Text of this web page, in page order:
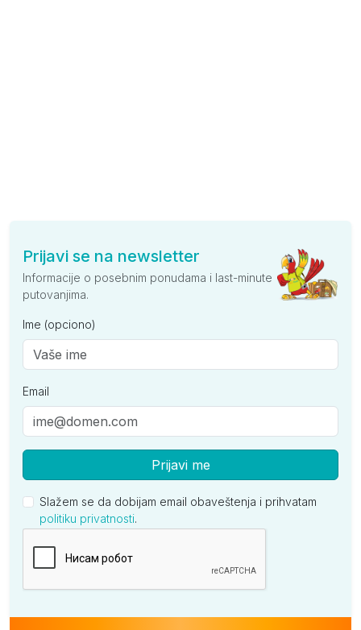
Prijavi se na newsletter
Informacije o posebnim ponudama i last-minute
putovanjima.
Ime (opciono)
Email
Prijavi me
Slažem se da dobijam email obaveštenja i prihvatam
politiku privatnosti.